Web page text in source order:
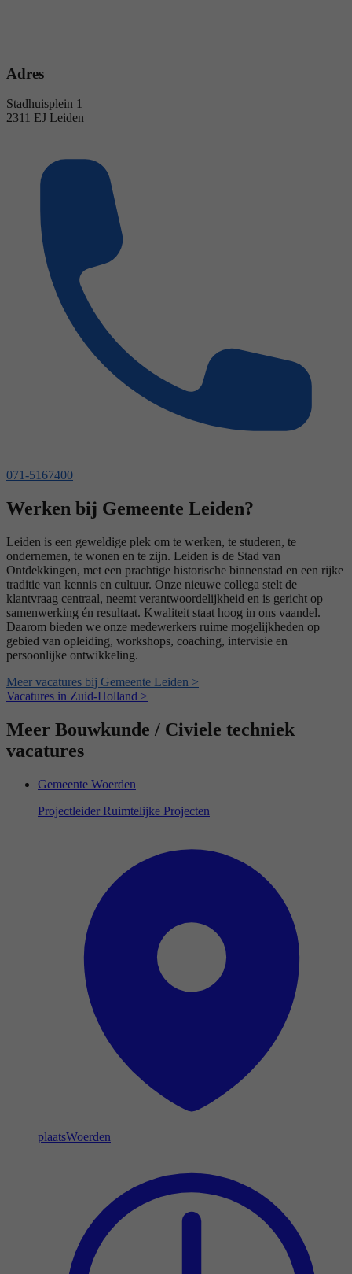
Adres
Stadhuisplein 1
2311 EJ Leiden
071-5167400
Werken bij Gemeente Leiden?
Leiden is een geweldige plek om te werken, te studeren, te
ondernemen, te wonen en te zijn. Leiden is de Stad van
Ontdekkingen, met een prachtige historische binnenstad en een rijke
traditie van kennis en cultuur. Onze nieuwe collega stelt de
klantvraag centraal, neemt verantwoordelijkheid en is gericht op
samenwerking én resultaat. Kwaliteit staat hoog in ons vaandel.
Daarom bieden we onze medewerkers ruime mogelijkheden op
gebied van opleiding, workshops, coaching, intervisie en
persoonlijke ontwikkeling.
Meer vacatures bij Gemeente Leiden >
Vacatures in Zuid-Holland >
Meer Bouwkunde / Civiele techniek
vacatures
Gemeente Woerden
Projectleider Ruimtelijke Projecten
plaatsWoerden